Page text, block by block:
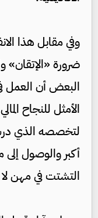
وفي مقابل هذا
ضرورة
البعض أن
الأمثل للنجاح
لتخصصه الذي
أكبر والوصول
التشتت في مهن لا